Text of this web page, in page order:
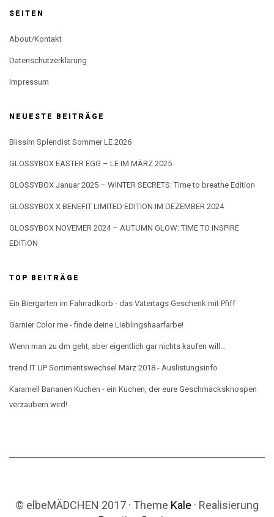
SEITEN
About/Kontakt
Datenschutzerklärung
Impressum
NEUESTE BEITRÄGE
Blissim Splendist Sommer LE 2026
GLOSSYBOX EASTER EGG – LE IM MÄRZ 2025
GLOSSYBOX Januar 2025 – WINTER SECRETS: Time to breathe Edition
GLOSSYBOX X BENEFIT LIMITED EDITION IM DEZEMBER 2024
GLOSSYBOX NOVEMER 2024 – AUTUMN GLOW: TIME TO INSPIRE
EDITION
TOP BEITRÄGE
Ein Biergarten im Fahrradkorb - das Vatertags Geschenk mit Pfiff
Garnier Color me - finde deine Lieblingshaarfarbe!
Wenn man zu dm geht, aber eigentlich gar nichts kaufen will...
trend IT UP Sortimentswechsel März 2018 - Auslistungsinfo
Karamell Bananen Kuchen - ein Kuchen, der eure Geschmacksknospen
verzaubern wird!
© elbeMÄDCHEN 2017 · Theme Kale · Realisierung